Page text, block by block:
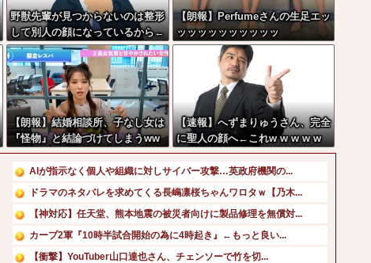
野獣先輩が見つからないのは整形
して別人の顔になっているから←
これ
【朗報】Perfumeさんの生足エッ
ッッッッッッッッッッ
【朗報】結婚相談所、子なし女は
『怪物』と結論づけてしまうww
wwww
【速報】へずまりゅうさん、完全
に聖人の顔へ←これw w w w w
w w w
AIが指示なく個人や組織に対しサイバー攻撃…英政府機関の...
ドラマのネタバレを求めてくる長嶋凛桜ちゃんワロタｗ【乃木...
【神対応】任天堂、熊本地震の被災者向けに製品修理を無償対...
カープ2軍『10時半試合開始の為に4時起き』←もっと良い...
【衝撃】YouTuber山口達也さん、チェンソーで竹を切...